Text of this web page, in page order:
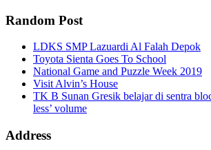
Random Post
LDKS SMP Lazuardi Al Falah Depok
Toyota Sienta Goes To School
National Game and Puzzle Week 2019
Visit Alvin’s House
TK B Sunan Gresik belajar di sentra
less’ volume
Address